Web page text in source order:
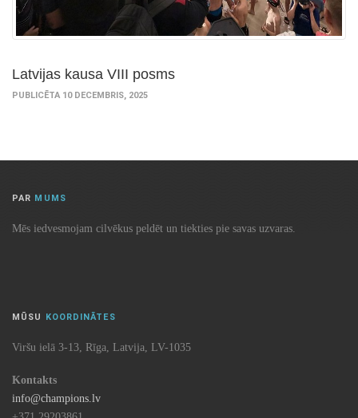
Latvijas kausa VIII posms
PUBLICĒTA 10 DECEMBRIS, 2025
PAR MUMS
Mēs iedvesmojam cilvēkus peldēt un tiekties pie savas uzvaras.
MŪSU KOORDINĀTES
Viršu ielā 3-13, Rīga, Latvija, LV-1035
Kontakts
info@champions.lv